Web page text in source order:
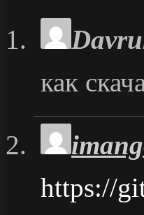
как
https://